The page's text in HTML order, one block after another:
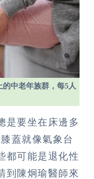
中老年族群，每5人
是要坐在床邊多
蓋就像氣象台
都可能是退化性
到陳炯瑜醫師來